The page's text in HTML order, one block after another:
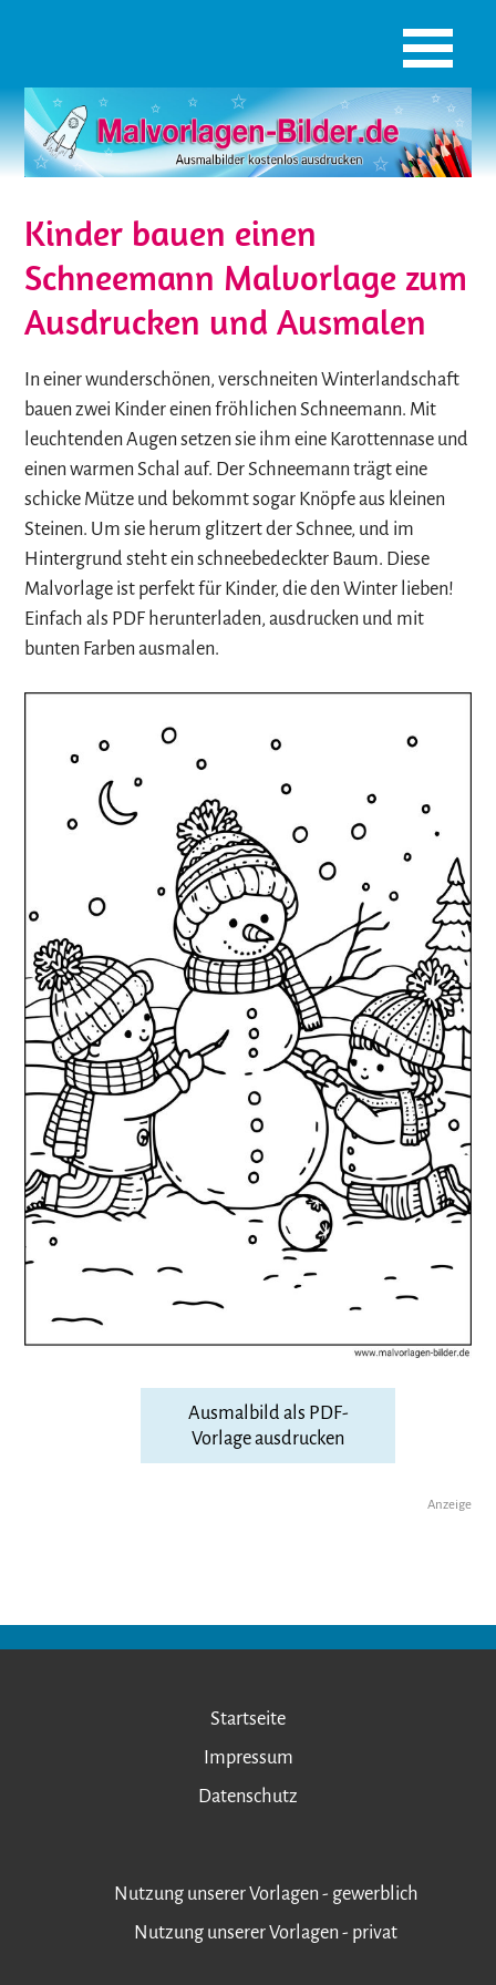
Kinder bauen einen
Schneemann Malvorlage zum
Ausdrucken und Ausmalen
In einer wunderschönen, verschneiten Winterlandschaft
bauen zwei Kinder einen fröhlichen Schneemann. Mit
leuchtenden Augen setzen sie ihm eine Karottennase und
einen warmen Schal auf. Der Schneemann trägt eine
schicke Mütze und bekommt sogar Knöpfe aus kleinen
Steinen. Um sie herum glitzert der Schnee, und im
Hintergrund steht ein schneebedeckter Baum. Diese
Malvorlage ist perfekt für Kinder, die den Winter lieben!
Einfach als PDF herunterladen, ausdrucken und mit
bunten Farben ausmalen.
Ausmalbild als PDF-
Vorlage ausdrucken
Anzeige
Startseite
Impressum
Datenschutz
Nutzung unserer Vorlagen - gewerblich
Nutzung unserer Vorlagen - privat